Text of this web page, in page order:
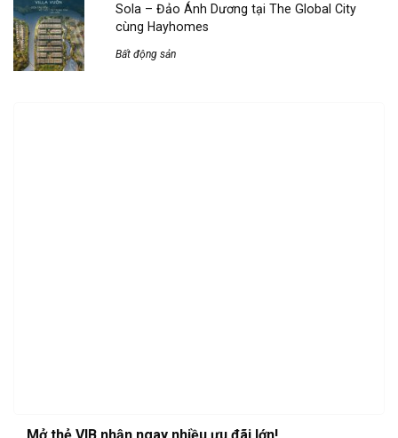
Sola – Đảo Ánh Dương tại The Global City
cùng Hayhomes
Bất động sản